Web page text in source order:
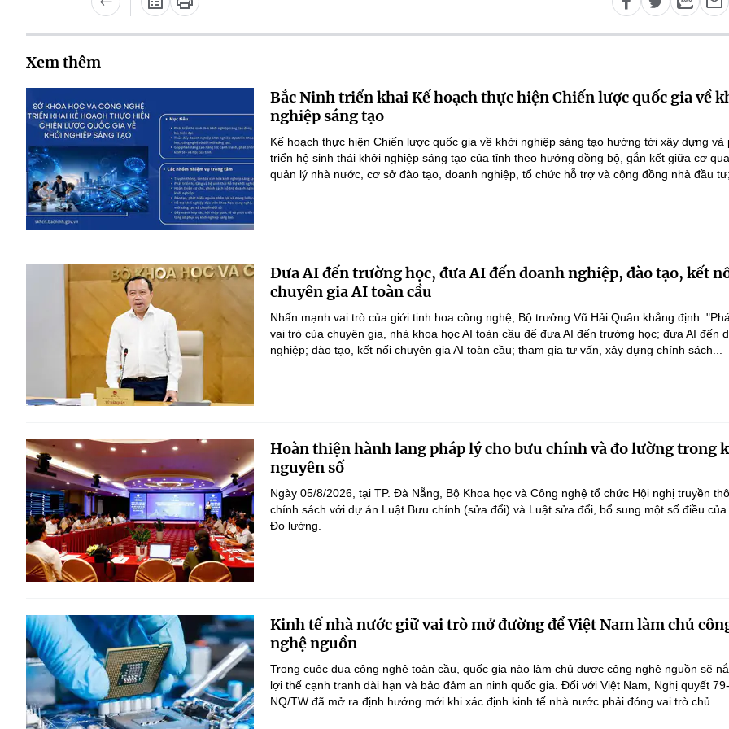
Xem thêm
Bắc Ninh triển khai Kế hoạch thực hiện Chiến lược quốc gia về
nghiệp sáng tạo
Kế hoạch thực hiện Chiến lược quốc gia về khởi nghiệp sáng tạo hướng tới xây dựng và
triển hệ sinh thái khởi nghiệp sáng tạo của tỉnh theo hướng đồng bộ, gắn kết giữa cơ
quản lý nhà nước, cơ sở đào tạo, doanh nghiệp, tổ chức hỗ trợ và cộng đồng nhà đầu
Đưa AI đến trường học, đưa AI đến doanh nghiệp, đào tạo, kết
chuyên gia AI toàn cầu
Nhấn mạnh vai trò của giới tinh hoa công nghệ, Bộ trưởng Vũ Hải Quân khẳng định:
vai trò của chuyên gia, nhà khoa học AI toàn cầu để đưa AI đến trường học; đưa AI đến
nghiệp; đào tạo, kết nối chuyên gia AI toàn cầu; tham gia tư vấn, xây dựng chính sách...
Hoàn thiện hành lang pháp lý cho bưu chính và đo lường trong
nguyên số
Ngày 05/8/2026, tại TP. Đà Nẵng, Bộ Khoa học và Công nghệ tổ chức Hội nghị truyền
chính sách với dự án Luật Bưu chính (sửa đổi) và Luật sửa đổi, bổ sung một số điều của
Đo lường.
Kinh tế nhà nước giữ vai trò mở đường để Việt Nam làm chủ
nghệ nguồn
Trong cuộc đua công nghệ toàn cầu, quốc gia nào làm chủ được công nghệ nguồn sẽ
lợi thế cạnh tranh dài hạn và bảo đảm an ninh quốc gia. Đối với Việt Nam, Nghị quyết 79-
NQ/TW đã mở ra định hướng mới khi xác định kinh tế nhà nước phải đóng vai trò chủ...